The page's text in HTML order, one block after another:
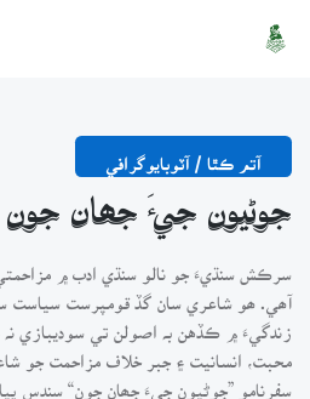
آتم ڪٿا / آٽوبايوگرافي
جوڻيون جيءَ جھان جون
سرڪش سنڌيءَ جو نالو سنڌي ادب ۾
آھي. ھو شاعري سان گڏ قومپرست سياست
زندگيءَ ۾ ڪڏهن بہ اصولن تي سوديبازي
محبت، انسانيت ۽ جبر خلاف مزاحمت جو
سفرنامو ”جوڻيون جيءَ جھان جون“ سندس